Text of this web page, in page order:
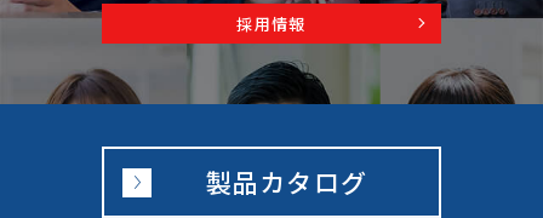
採用情報
製品カタログ